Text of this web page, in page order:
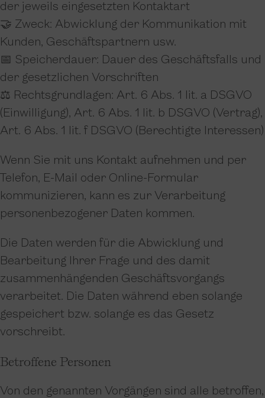
der jeweils eingesetzten Kontaktart
🤝 Zweck: Abwicklung der Kommunikation mit
Kunden, Geschäftspartnern usw.
📅 Speicherdauer: Dauer des Geschäftsfalls und
der gesetzlichen Vorschriften
⚖️ Rechtsgrundlagen: Art. 6 Abs. 1 lit. a DSGVO
(Einwilligung), Art. 6 Abs. 1 lit. b DSGVO (Vertrag),
Art. 6 Abs. 1 lit. f DSGVO (Berechtigte Interessen)
Wenn Sie mit uns Kontakt aufnehmen und per
Telefon, E-Mail oder Online-Formular
kommunizieren, kann es zur Verarbeitung
personenbezogener Daten kommen.
Die Daten werden für die Abwicklung und
Bearbeitung Ihrer Frage und des damit
zusammenhängenden Geschäftsvorgangs
verarbeitet. Die Daten während eben solange
gespeichert bzw. solange es das Gesetz
vorschreibt.
Betroffene Personen
Von den genannten Vorgängen sind alle betroffen,